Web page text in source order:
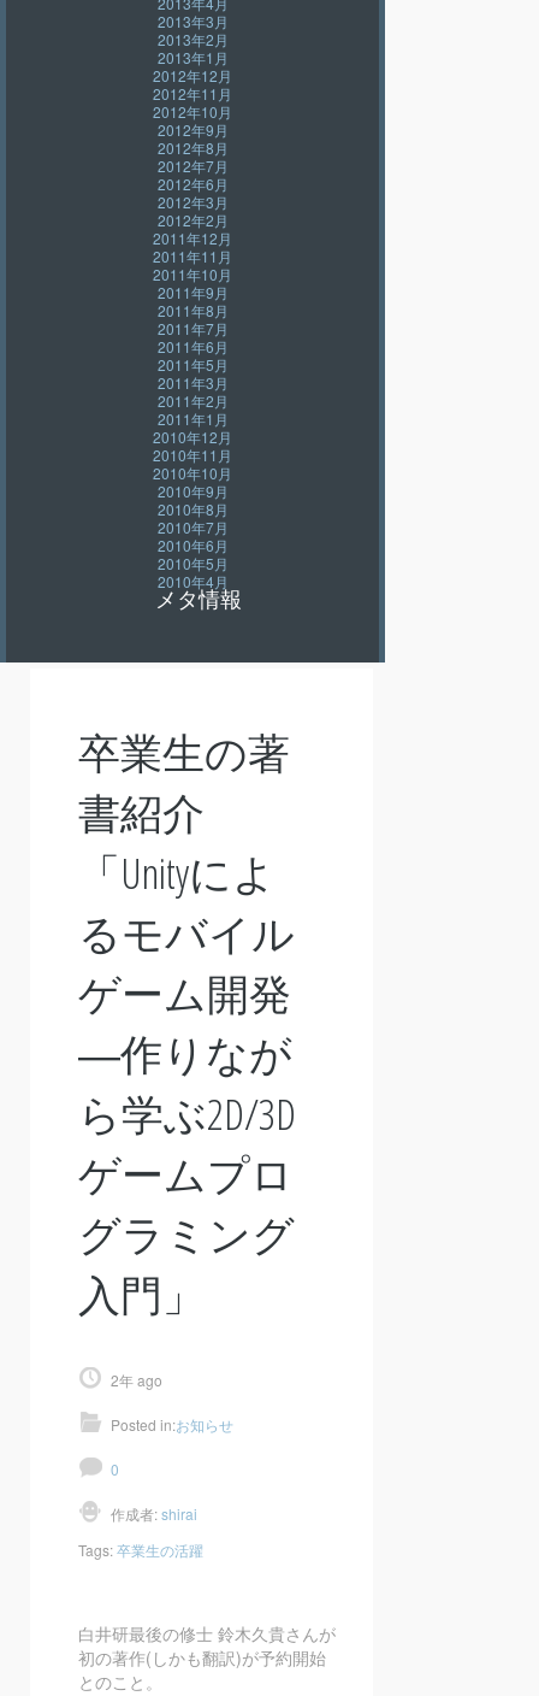
2013年3月
2013年2月
2013年1月
2012年12月
2012年11月
2012年10月
2012年9月
2012年8月
2012年7月
2012年6月
2012年3月
2012年2月
2011年12月
2011年11月
2011年10月
2011年9月
2011年8月
2011年7月
2011年6月
2011年5月
2011年3月
2011年2月
2011年1月
2010年12月
2010年11月
2010年10月
2010年9月
2010年8月
2010年7月
2010年6月
2010年5月
2010年4月
メタ情報
卒業生の著
書紹介
「Unityによ
るモバイル
ゲーム開発
―作りなが
ら学ぶ2D/3D
ゲームプロ
グラミング
入門」
2年 ago
Posted in:お知らせ
0
作成者:shirai
Tags:卒業生の活躍
白井研最後の修士 鈴木久貴さんが
初の著作(しかも翻訳)が予約開始
とのこと。